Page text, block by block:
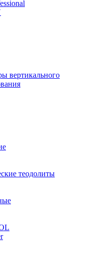
вертикального
теодолиты